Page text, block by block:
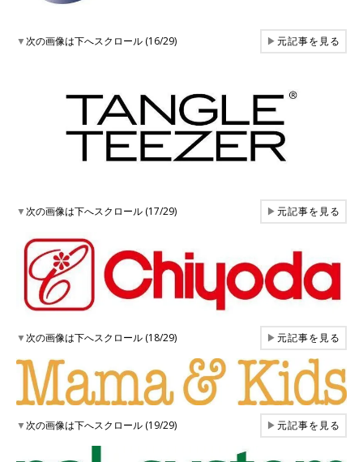
▼次の画像は下へスクロール (16/29) ▶元記事を見る
▼次の画像は下へスクロール (17/29) ▶元記事を見る
▼次の画像は下へスクロール (18/29) ▶元記事を見る
▼次の画像は下へスクロール (19/29) ▶元記事を見る